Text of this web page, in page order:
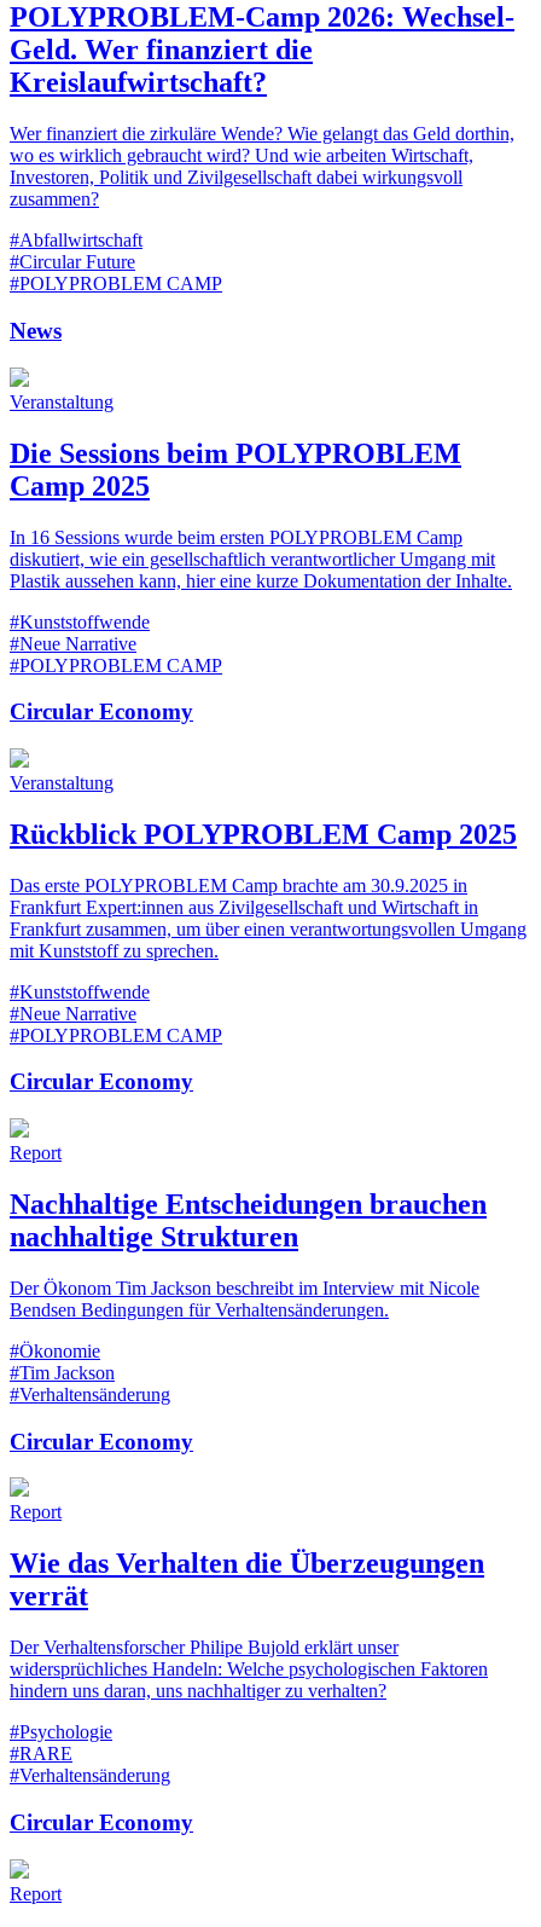
POLYPROBLEM-Camp 2026: Wechsel-
Geld. Wer finanziert die
Kreislaufwirtschaft?
Wer finanziert die zirkuläre Wende? Wie gelangt das Geld dorthin,
wo es wirklich gebraucht wird? Und wie arbeiten Wirtschaft,
Investoren, Politik und Zivilgesellschaft dabei wirkungsvoll
zusammen?
#Abfallwirtschaft
#Circular Future
#POLYPROBLEM CAMP
News
Veranstaltung
Die Sessions beim POLYPROBLEM
Camp 2025
In 16 Sessions wurde beim ersten POLYPROBLEM Camp
diskutiert, wie ein gesellschaftlich verantwortlicher Umgang mit
Plastik aussehen kann, hier eine kurze Dokumentation der Inhalte.
#Kunststoffwende
#Neue Narrative
#POLYPROBLEM CAMP
Circular Economy
Veranstaltung
Rückblick POLYPROBLEM Camp 2025
Das erste POLYPROBLEM Camp brachte am 30.9.2025 in
Frankfurt Expert:innen aus Zivilgesellschaft und Wirtschaft in
Frankfurt zusammen, um über einen verantwortungsvollen Umgang
mit Kunststoff zu sprechen.
#Kunststoffwende
#Neue Narrative
#POLYPROBLEM CAMP
Circular Economy
Report
Nachhaltige Entscheidungen brauchen
nachhaltige Strukturen
Der Ökonom Tim Jackson beschreibt im Interview mit Nicole
Bendsen Bedingungen für Verhaltensänderungen.
#Ökonomie
#Tim Jackson
#Verhaltensänderung
Circular Economy
Report
Wie das Verhalten die Überzeugungen
verrät
Der Verhaltensforscher Philipe Bujold erklärt unser
widersprüchliches Handeln: Welche psychologischen Faktoren
hindern uns daran, uns nachhaltiger zu verhalten?
#Psychologie
#RARE
#Verhaltensänderung
Circular Economy
Report